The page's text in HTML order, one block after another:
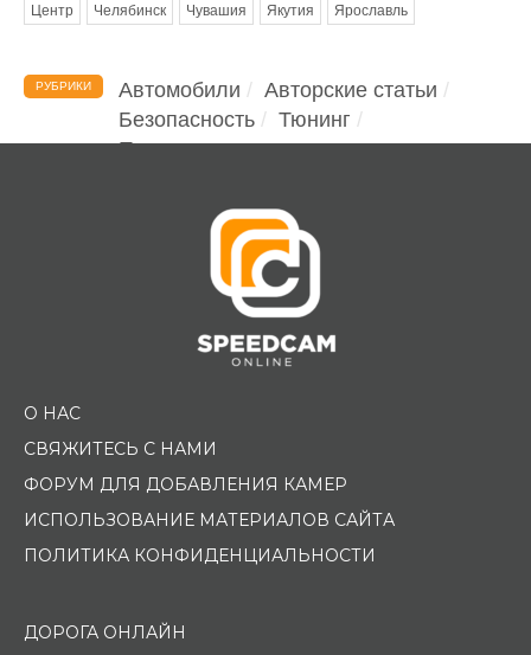
Центр Челябинск Чувашия Якутия Ярославль
РУБРИКИ Автомобили
Авторские статьи
Безопасность
Тюнинг
Помощь водителю
О НАС
СВЯЖИТЕСЬ С НАМИ
ФОРУМ ДЛЯ ДОБАВЛЕНИЯ КАМЕР
ИСПОЛЬЗОВАНИЕ МАТЕРИАЛОВ САЙТА
ПОЛИТИКА КОНФИДЕНЦИАЛЬНОСТИ
ДОРОГА ОНЛАЙН